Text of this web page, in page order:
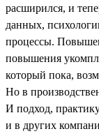
расширился, и
данных,
процессы.
повышения
который пока,
Но в
И подход,
и в других